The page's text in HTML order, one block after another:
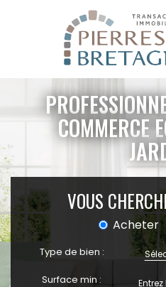
NOS
NOS
ESPACE
COMMERCE
VOUS
Acheter
Type de bien :
Surface min :